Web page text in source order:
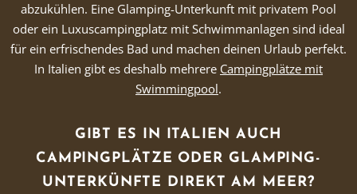
abzukühlen. Eine Glamping-Unterkunft mit privatem Pool
oder ein Luxuscampingplatz mit Schwimmanlagen sind ideal
für ein erfrischendes Bad und machen deinen Urlaub perfekt.
In Italien gibt es deshalb mehrere Campingplätze mit
Swimmingpool.
GIBT ES IN ITALIEN AUCH
CAMPINGPLÄTZE ODER GLAMPING-
UNTERKÜNFTE DIREKT AM MEER?